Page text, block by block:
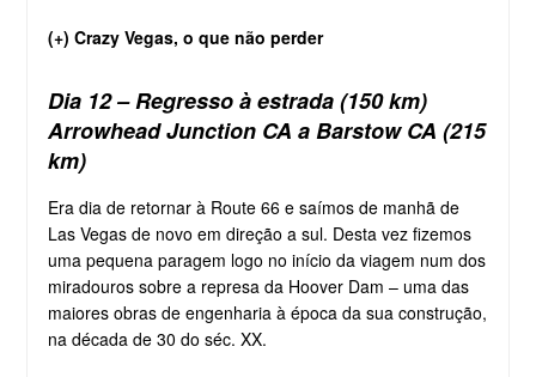
(+) Crazy Vegas, o que não perder
Dia 12 – Regresso à estrada (150 km)
Arrowhead Junction CA a Barstow CA (215
km)
Era dia de retornar à Route 66 e saímos de manhã de
Las Vegas de novo em direção a sul. Desta vez fizemos
uma pequena paragem logo no início da viagem num dos
miradouros sobre a represa da Hoover Dam – uma das
maiores obras de engenharia à época da sua construção,
na década de 30 do séc. XX.